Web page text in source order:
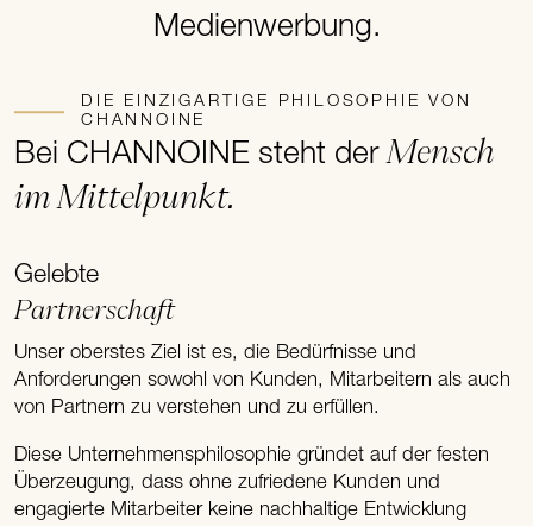
Medienwerbung.
DIE EINZIGARTIGE PHILOSOPHIE VON
CHANNOINE
Bei CHANNOINE steht derMensch
im Mittelpunkt.
Gelebte
Partnerschaft
Unser oberstes Ziel ist es, die Bedürfnisse und
Anforderungen sowohl von Kunden, Mitarbeitern als auch
von Partnern zu verstehen und zu erfüllen.
Diese Unternehmensphilosophie gründet auf der festen
Überzeugung, dass ohne zufriedene Kunden und
engagierte Mitarbeiter keine nachhaltige Entwicklung